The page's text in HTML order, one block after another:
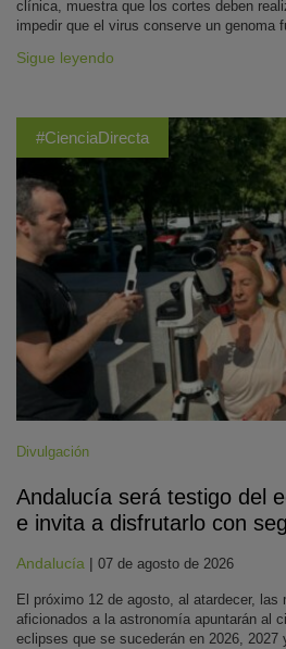
clínica, muestra que los cortes deben
impedir que el virus conserve un genoma
Sigue leyendo
#CienciaDirecta
Divulgación
Andalucía será testigo del
e invita a disfrutarlo con
Andalucía | 07 de agosto de 2026
El próximo 12 de agosto, al atardecer, las
aficionados a la astronomía apuntarán al
eclipses que se sucederán en 2026, 2027